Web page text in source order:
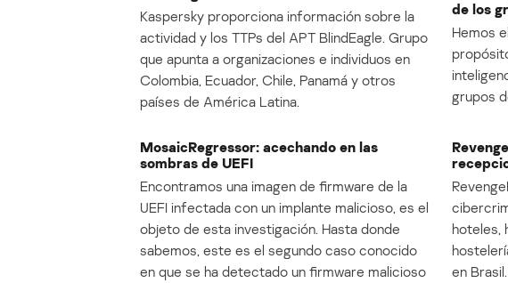
Kaspersky proporciona información sobre la
actividad y los TTPs del APT BlindEagle. Grupo
que apunta a organizaciones e individuos en
Colombia, Ecuador, Chile, Panamá y otros
países de América Latina.
de los
Hemos
grupos
MosaicRegressor: acechando en las
sombras de UEFI
Encontramos una imagen de firmware de la
UEFI infectada con un implante malicioso, es el
objeto de esta investigación. Hasta donde
sabemos, este es el segundo caso conocido
en que se ha detectado un firmware malicioso
hoteles,
en